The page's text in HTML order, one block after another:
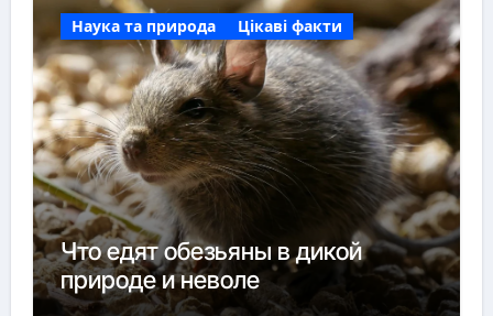
Наука та природа Цікаві факти
Что едят обезьяны в дикой
природе и неволе